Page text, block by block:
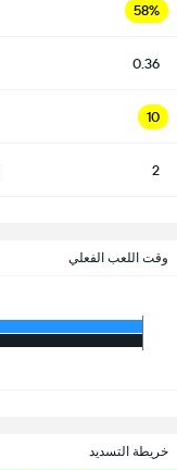
58%
0.36
10
2
وقت اللعب الفعلي
خريطة التسديد